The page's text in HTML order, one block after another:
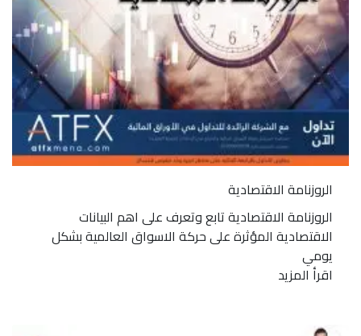
الروزنامة الاقتصادية
الروزنامة الاقتصادية تابع وتعرف على اهم البيانات
الاقتصادية المؤثرة على حركة الاسواق العالمية بشكل
يومي
اقرأ المزيد